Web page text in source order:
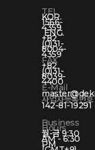
TEL
KOR.
1566-
4359
ENG.
+82
(0)31-
8004-
4359
FAX
+82
(0)31-
8039-
4400
E-Mail
사업자등록번호
142-81-19291
Business
Hours
월-금 9:30
AM - 6:30
PM